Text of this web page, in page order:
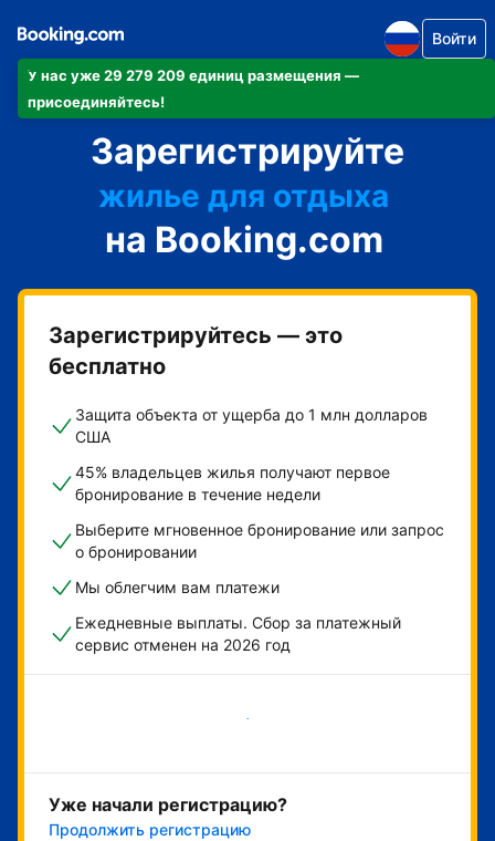
У нас уже 29 279 209 единиц размещения —
присоединяйтесь!
Войти
Зарегистрируйте
апартаменты/квартиру
отель
жилье для отдыха
гостевой дом
мини-отель
на Booking.com
Зарегистрируйтесь — это
бесплатно
Защита объекта от ущерба до 1 млн долларов
США
45% владельцев жилья получают первое
бронирование в течение недели
Выберите мгновенное бронирование или запрос
о бронировании
Мы облегчим вам платежи
Ежедневные выплаты. Сбор за платежный
сервис отменен на 2026 год
Начать
Уже начали регистрацию?
Продолжить регистрацию